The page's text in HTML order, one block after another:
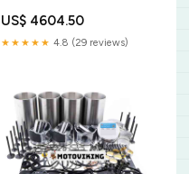
Kawasaki
US$ 4604.50
★★★★★ 4.8 (29 reviews)